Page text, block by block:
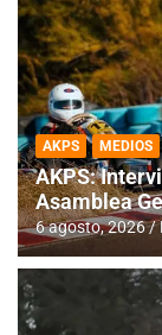
AKPS MEDIOS
AKPS:
Asamblea
6 agosto, 2026